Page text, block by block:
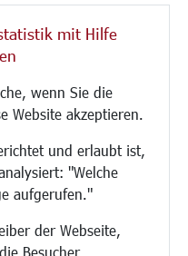
mit Hilfe
wenn Sie die
Website akzeptieren.
und erlaubt ist,
"Welche
aufgerufen."
der Webseite,
Besucher